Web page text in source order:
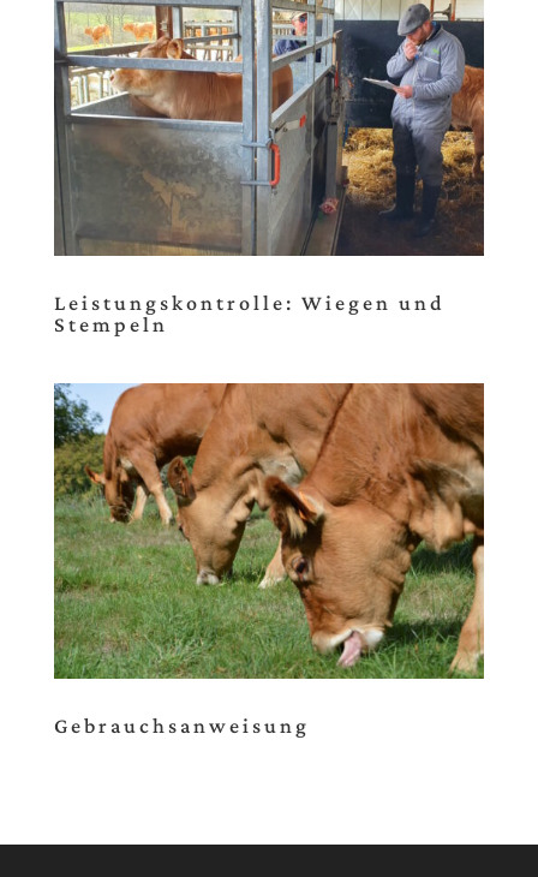
Leistungskontrolle: Wiegen und
Stempeln
Gebrauchsanweisung